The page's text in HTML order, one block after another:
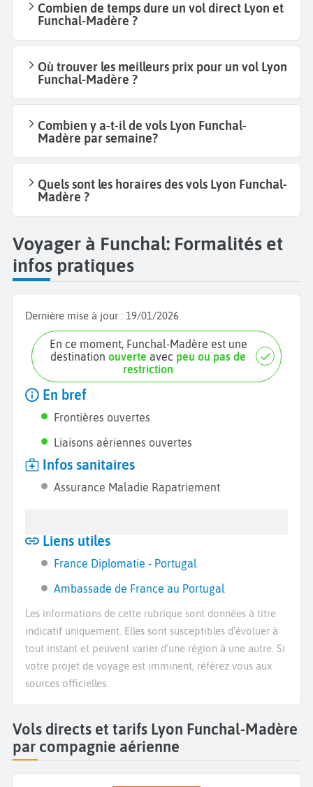
Combien de temps dure un vol direct Lyon et
Funchal-Madère ?
Où trouver les meilleurs prix pour un vol Lyon
Funchal-Madère ?
Combien y a-t-il de vols Lyon Funchal-
Madère par semaine?
Quels sont les horaires des vols Lyon Funchal-
Madère ?
Voyager à Funchal: Formalités et
infos pratiques
Dernière mise à jour : 19/01/2026
En ce moment, Funchal-Madère est une
destinationouverte avec peu ou pas de
restriction
En bref
Frontières ouvertes
Liaisons aériennes ouvertes
Infos sanitaires
Assurance Maladie Rapatriement
Liens utiles
France Diplomatie - Portugal
Ambassade de France au Portugal
Les informations de cette rubrique sont données à titre
indicatif uniquement. Elles sont susceptibles d’évoluer à
tout instant et peuvent varier d’une région à une autre. Si
votre projet de voyage est imminent, référez vous aux
sources officielles.
Vols directs et tarifs Lyon Funchal-Madère
par compagnie aérienne